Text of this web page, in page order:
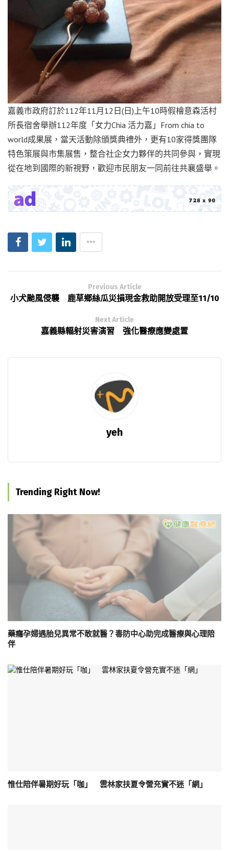
嘉義市政府訂於112年11月12日(日)上午10時假檜意森活村
所長宿舍舉辦112年度「女力Chia 活力嘉」From chia to
world成果展，當天活動除頒獎典禮外，更有10家得獎團隊
特色策展與市集展售，整合社企女力夥伴的共同參與，實現
從在地到國際的新視野，歡迎市民朋友一同前往共襄盛舉。
Previous Article
小犬颱風侵襲 鹿草鄉絲瓜災損現金救助開放受理至11/10
Next Article
嘉義縣輻射災害演習 強化醫療應變處置
yeh
Trending Right Now!
藥癮孕婦遇胎兒異常不敢就醫？毒防中心助完成醫療與心理陪
伴
惟仕陪伴暑期好玩「咖」 雲林家扶夏令營充實不迷「網」